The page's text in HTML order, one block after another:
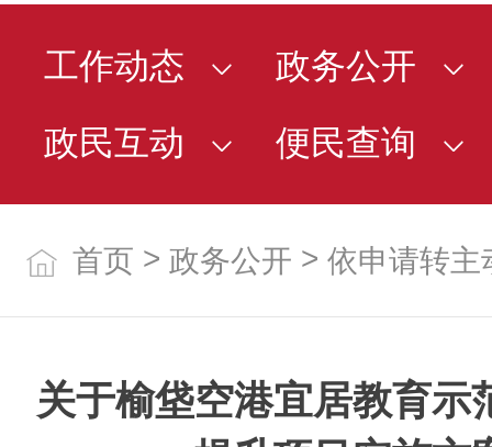
工作动态
政务公开
政民互动
便民查询
首页 > 政务公开 > 依申请转主
关于榆垡空港宜居教育示